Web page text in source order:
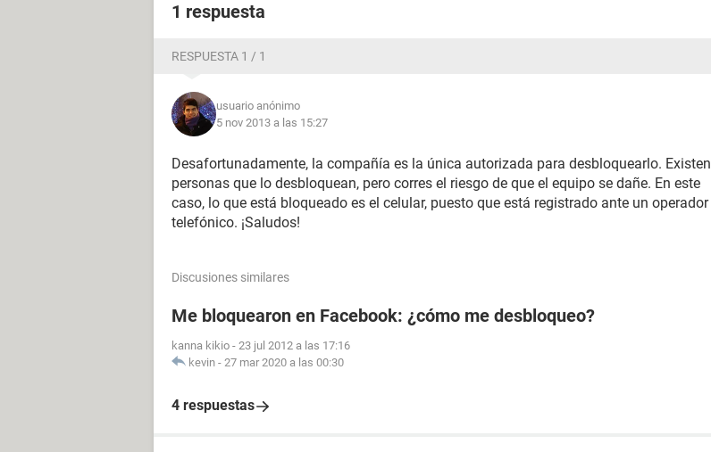
1 respuesta
RESPUESTA 1 / 1
usuario anónimo
5 nov 2013 a las 15:27
Desafortunadamente, la compañía es la única autorizada para desbloquearlo. Existen
personas que lo desbloquean, pero corres el riesgo de que el equipo se dañe. En este
caso, lo que está bloqueado es el celular, puesto que está registrado ante un operador
telefónico. ¡Saludos!
Discusiones similares
Me bloquearon en Facebook: ¿cómo me desbloqueo?
kanna kikio - 23 jul 2012 a las 17:16
kevin - 27 mar 2020 a las 00:30
4 respuestas